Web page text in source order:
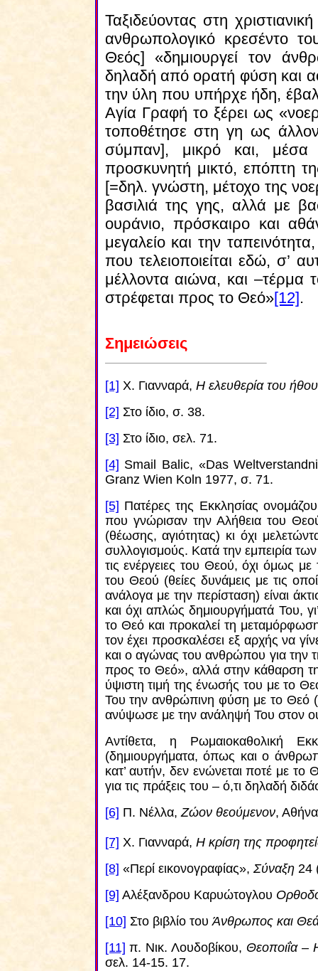
Ταξιδεύοντας στη
ανθρωπολογικό κρεσέντο
Θεός] «δημιουργεί τον
δηλαδή από ορατή φύση και
την ύλη που υπήρχε ήδη,
Αγία Γραφή το ξέρει ως
τοποθέτησε στη γη ως
σύμπαν], μικρό και, μέσα
προσκυνητή μικτό, επόπτη
[=δηλ. γνώστη, μέτοχο της
βασιλιά της γης, αλλά με
ουράνιο, πρόσκαιρο και
μεγαλείο και την
που τελειοποιείται εδώ, σ’
μέλλοντα αιώνα, και –τέρμα
στρέφεται προς το Θεό»[12].
Σημειώσεις
[1] Χ. Γιανναρά, Η ελευθερία του
[2] Στο ίδιο, σ. 38.
[3] Στο ίδιο, σελ. 71.
[4] Smail Balic, «Das
Granz Wien Koln 1977, σ. 71.
[5] Πατέρες της Εκκλησίας
που γνώρισαν την Αλήθεια του
(θέωσης, αγιότητας) κι όχι
συλλογισμούς. Κατά την εμπειρία
τις ενέργειες του Θεού, όχι όμως
του Θεού (θείες δυνάμεις με τις
ανάλογα με την περίσταση) είναι
και όχι απλώς δημιουργήματά Του,
το Θεό και προκαλεί τη
τον έχει προσκαλέσει εξ αρχής να
και ο αγώνας του ανθρώπου για την
προς το Θεό», αλλά στην κάθαρση
ύψιστη τιμή της ένωσής του με το
Του την ανθρώπινη φύση με το Θεό
ανύψωσε με την ανάληψή Του στον
Αντίθετα, η Ρωμαιοκαθολική
(δημιουργήματα, όπως και ο
κατ’ αυτήν, δεν ενώνεται ποτέ με το
για τις πράξεις του – ό,τι δηλαδή
[6] Π. Νέλλα,Ζώον θεούμενον,
[7] Χ. Γιανναρά, Η κρίση της
[8] «Περί εικονογραφίας», Σύναξη24
[9] Αλέξανδρου Καρυώτογλου
[10] Στο βιβλίο τουΆνθρωπος και
[11] π. Νικ. Λουδοβίκου, Θεοποιΐα –
σελ. 14-15. 17.